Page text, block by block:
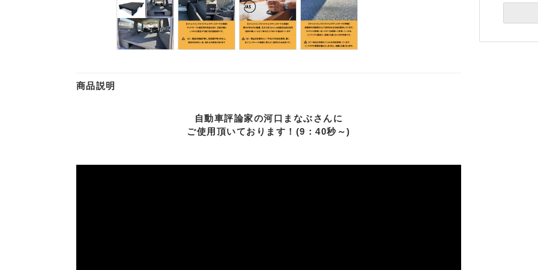
商品説明
自動車評論家の河口まなぶさんに
ご使用頂いております！(9：40秒～)